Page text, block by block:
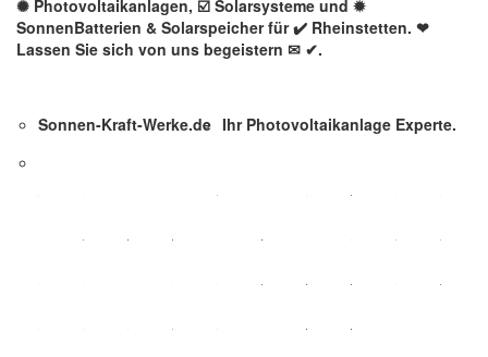
✺ Photovoltaikanlagen, ☑️ Solarsysteme und ✹
SonnenBatterien & Solarspeicher für ✔️ Rheinstetten. ❤
Lassen Sie sich von uns begeistern ✉ ✔.
Sonnen-Kraft-Werke.de Ihr Photovoltaikanlage Experte.